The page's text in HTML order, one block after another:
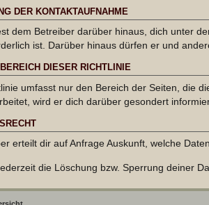
DER KONTAKTAUFNAHME
dem Betreiber darüber hinaus, dich unter
ist. Darüber hinaus dürfen er und
DIESER RICHTLINIE
umfasst nur den Bereich der Seiten, die
wird er dich darüber gesondert
erteilt dir auf Anfrage Auskunft, welche
die Löschung bzw. Sperrung deiner